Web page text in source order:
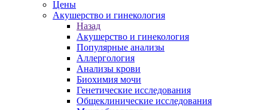
Цены
Акушерство и гинекология
Назад
Акушерство и гинекология
Популярные анализы
Аллергология
Анализы крови
Биохимия мочи
Генетические исследования
Общеклинические исследования